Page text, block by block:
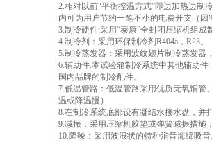
2.相对以前“平衡控温方式”即边加热边制
内可为用户节约一笔不小的电费开支（因
3.制冷硬件:采用“泰康”全封闭压缩机组成
4.制冷剂：采用环保制冷剂R404a，R23。
5.制冷蒸发器：采用波纹翅片制冷蒸发器
6.辅助件:本试验箱制冷系统中其他辅助
国内品牌的制冷配件。
7.低温管路：低温管路采用优质无氧铜管
温或降温慢）
8.在制冷系统底部设有凝结水接水盘，并
9.减振：采用压缩机胶垫或弹簧减振措施
10.降噪：采用波浪状的特种消音海绵吸音